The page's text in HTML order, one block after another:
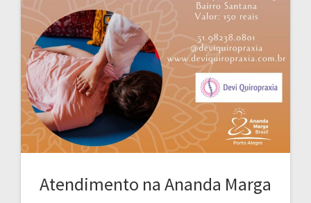
Atendimento na Ananda Marga